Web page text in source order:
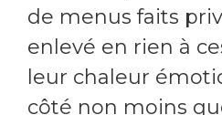
de menus faits
enlevé en rien à
leur chaleur
côté non moins